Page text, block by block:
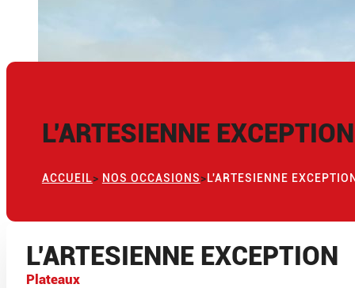
L’ARTESIENNE EXCEPTION
ACCUEIL> NOS OCCASIONS>L'ARTESIENNE
L’ARTESIENNE EXCEPTION
Plateaux